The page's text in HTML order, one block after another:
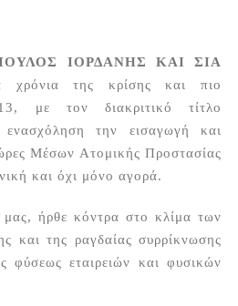
ΙΟΡΔΑΝΗΣ ΚΑΙ ΣΙΑ
χρόνια της κρίσης και πιο
με τον διακριτικό τίτλο
την εισαγωγή και
Μέσων Ατομικής Προστασίας
και όχι μόνο αγορά.
μας, ήρθε κόντρα στο κλίμα των
και της ραγδαίας συρρίκνωσης
φύσεως εταιρειών και φυσικών